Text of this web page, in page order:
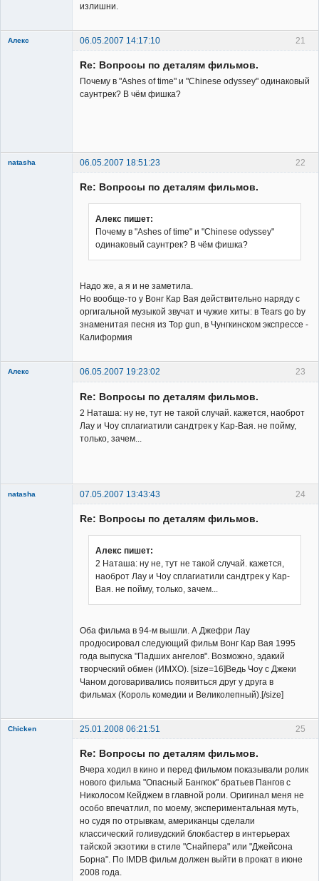
излишни.
21
Алекс
06.05.2007 14:17:10
Re: Вопросы по деталям фильмов.
Почему в "Ashes of time" и "Chinese odyssey" одинаковый
саунтрек? В чём фишка?
22
natasha 06.05.2007 18:51:23
Re: Вопросы по деталям фильмов.
Алекс пишет:
Почему в "Ashes of time" и "Chinese odyssey"
одинаковый саунтрек? В чём фишка?
Надо же, а я и не заметила.
Но вообще-то у Вонг Кар Вая действительно наряду с
оргигальной музыкой звучат и чужие хиты: в Tears go by
знаменитая песня из Top gun, в Чунгкинском экспрессе -
Калиформия
23
Алекс
06.05.2007 19:23:02
Re: Вопросы по деталям фильмов.
2 Наташа: ну не, тут не такой случай. кажется, наоброт
Лау и Чоу сплагиатили сандтрек у Кар-Вая. не пойму,
только, зачем...
24
natasha 07.05.2007 13:43:43
Re: Вопросы по деталям фильмов.
Алекс пишет:
2 Наташа: ну не, тут не такой случай. кажется,
наоброт Лау и Чоу сплагиатили сандтрек у Кар-
Вая. не пойму, только, зачем...
Оба фильма в 94-м вышли. А Джефри Лау
продюсировал следующий фильм Вонг Кар Вая 1995
года выпуска "Падших ангелов". Возможно, эдакий
творческий обмен (ИМХО). [size=16]Ведь Чоу с Джеки
Чаном договаривались появиться друг у друга в
фильмах (Король комедии и Великолепный).[/size]
25
Chicken
25.01.2008 06:21:51
Re: Вопросы по деталям фильмов.
Вчера ходил в кино и перед фильмом показывали ролик
нового фильма "Опасный Бангкок" братьев Пангов с
Николосом Кейджем в главной роли. Оригинал меня не
особо впечатлил, по моему, экспериментальная муть,
но судя по отрывкам, американцы сделали
классический голивудский блокбастер в интерьерах
тайской экзотики в стиле "Снайпера" или "Джейсона
Борна". По IMDB фильм должен выйти в прокат в июне
2008 года.